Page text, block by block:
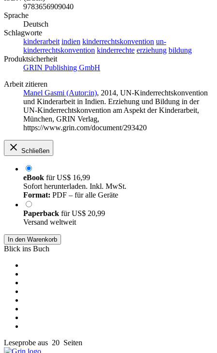
9783656909040
Sprache
Deutsch
Schlagworte
kinderarbeit indien kinderrechtskonvention un-
kinderrechtskonvention kinderrechte erziehung bildung
Produktsicherheit
GRIN Publishing GmbH
Arbeit zitieren
Manel Gasmi (Autor:in), 2014, UN-Kinderrechtskonvention
und Kinderarbeit in Indien. Erziehung und Bildung in der
UN-Kinderrechtskonvention am Aspekt der Kinderarbeit,
München, GRIN Verlag,
https://www.grin.com/document/293420
Schließen
eBook fürUS$ 16,99
Sofort herunterladen. Inkl. MwSt.
Format: PDF – für alle Geräte
Paperback fürUS$ 20,99
Versand weltweit
In den Warenkorb
Blick ins Buch
Leseprobe aus 20 Seiten